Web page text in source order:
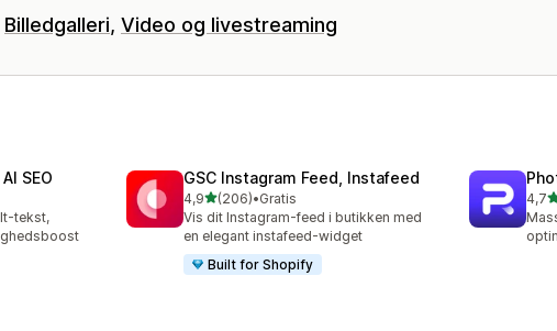
Billedgalleri Video og livestreaming
SEO
tekst,
GSC Instagram Feed, Instafeed
4,9ud af 5 stjerner
(206)
206 anmeldelser i alt
•Gratis
Vis dit Instagram-feed i butikken med
en elegant instafeed-widget
Built for Shopify
4,7
26